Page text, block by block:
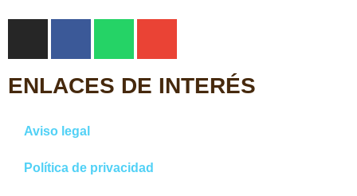
ENLACES DE INTERÉS
Aviso legal
Política de privacidad